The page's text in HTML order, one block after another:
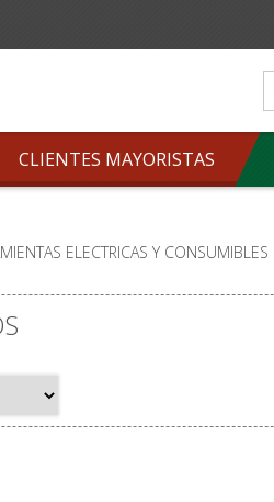
CLIENTES MAYORISTAS
ELECTRICAS Y CONSUMIBLES